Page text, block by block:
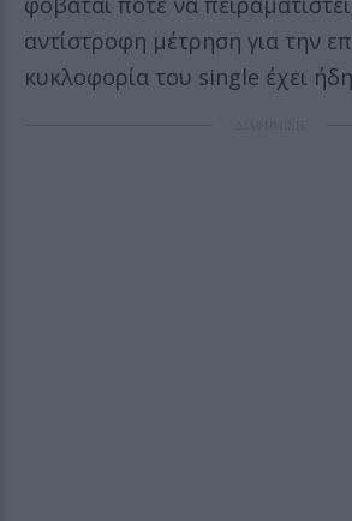
αντίστροφη μέτρηση για την
κυκλοφορία του single έχει ήδη